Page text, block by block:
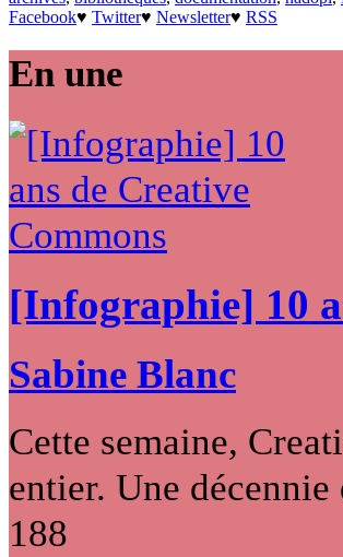
Facebook♥ Twitter♥ Newsletter♥ RSS
En une
[Infographie] 10
Sabine Blanc
Cette semaine,
entier. Une
188